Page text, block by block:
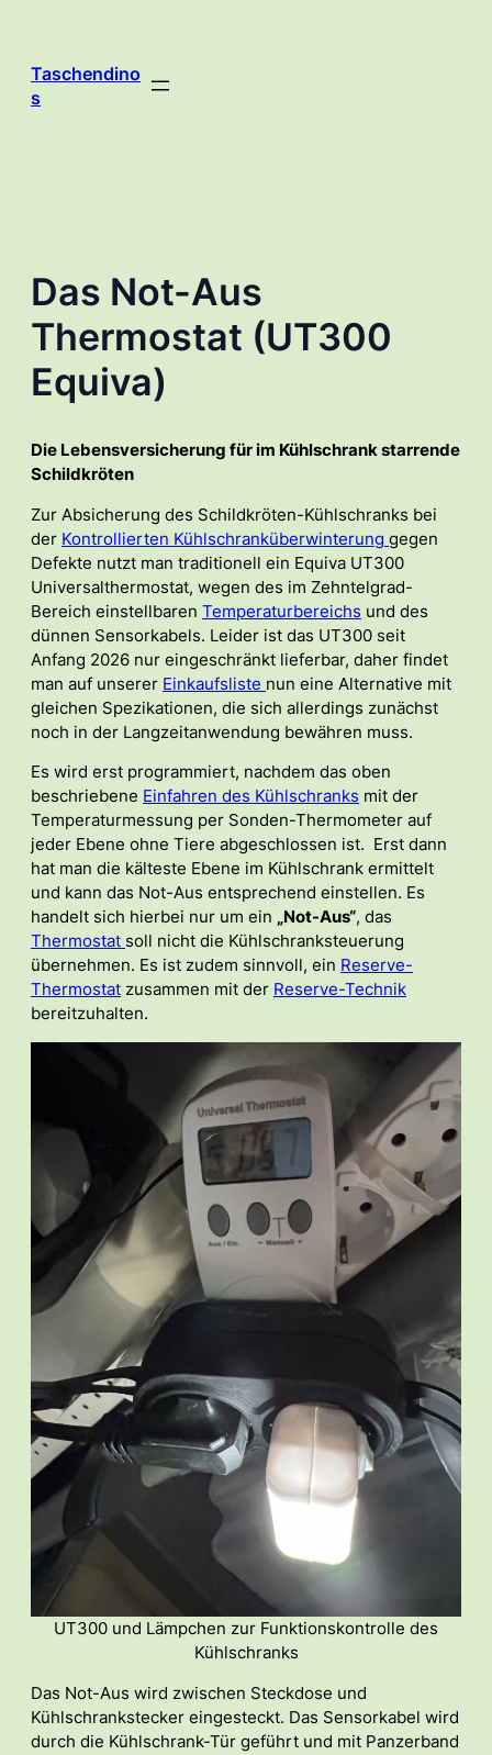
springen
Taschendino
s
Das Not-Aus
Thermostat (UT300
Equiva)
Die Lebensversicherung für im Kühlschrank starrende
Schildkröten
Zur Absicherung des Schildkröten-Kühlschranks bei
der Kontrollierten Kühlschranküberwinterung gegen
Defekte nutzt man traditionell ein Equiva UT300
Universalthermostat, wegen des im Zehntelgrad-
Bereich einstellbaren Temperaturbereichs und des
dünnen Sensorkabels. Leider ist das UT300 seit
Anfang 2026 nur eingeschränkt lieferbar, daher findet
man auf unserer Einkaufsliste nun eine Alternative mit
gleichen Spezikationen, die sich allerdings zunächst
noch in der Langzeitanwendung bewähren muss.
Es wird erst programmiert, nachdem das oben
beschriebene Einfahren des Kühlschranks mit der
Temperaturmessung per Sonden-Thermometer auf
jeder Ebene ohne Tiere abgeschlossen ist. Erst dann
hat man die kälteste Ebene im Kühlschrank ermittelt
und kann das Not-Aus entsprechend einstellen. Es
handelt sich hierbei nur um ein „Not-Aus“, das
Thermostat soll nicht die Kühlschranksteuerung
übernehmen. Es ist zudem sinnvoll, ein Reserve-
Thermostat zusammen mit der Reserve-Technik
bereitzuhalten.
UT300 und Lämpchen zur Funktionskontrolle des
Kühlschranks
Das Not-Aus wird zwischen Steckdose und
Kühlschrankstecker eingesteckt. Das Sensorkabel wird
durch die Kühlschrank-Tür geführt und mit Panzerband